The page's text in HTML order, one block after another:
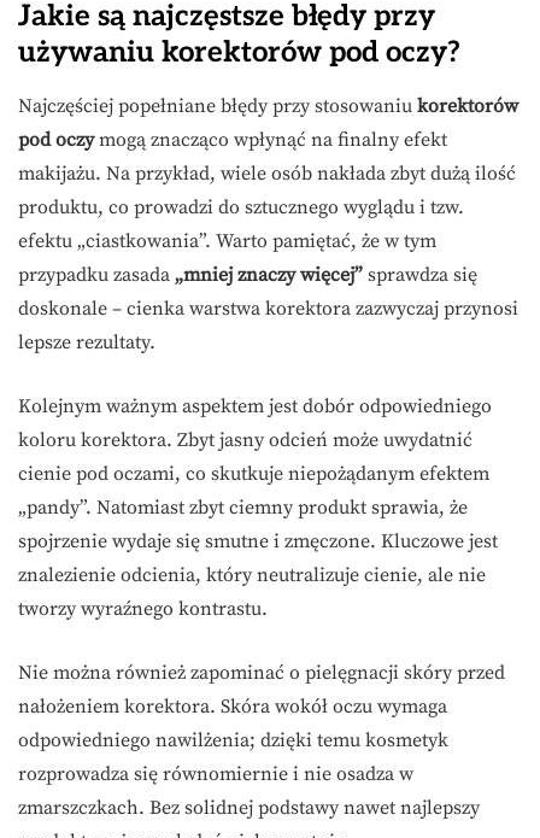
Jakie są najczęstsze błędy przy
używaniu korektorów pod oczy?
Najczęściej popełniane błędy przy stosowaniu korektorów
pod oczymogą znacząco wpłynąć na finalny efekt
makijażu. Na przykład, wiele osób nakłada zbyt dużą ilość
produktu, co prowadzi do sztucznego wyglądu i tzw.
efektu „ciastkowania”. Warto pamiętać, że w tym
przypadku zasada „mniej znaczy więcej” sprawdza się
doskonale – cienka warstwa korektora zazwyczaj przynosi
lepsze rezultaty.
Kolejnym ważnym aspektem jest dobór odpowiedniego
koloru korektora. Zbyt jasny odcień może uwydatnić
cienie pod oczami, co skutkuje niepożądanym efektem
„pandy”. Natomiast zbyt ciemny produkt sprawia, że
spojrzenie wydaje się smutne i zmęczone. Kluczowe jest
znalezienie odcienia, który neutralizuje cienie, ale nie
tworzy wyraźnego kontrastu.
Nie można również zapominać o pielęgnacji skóry przed
nałożeniem korektora. Skóra wokół oczu wymaga
odpowiedniego nawilżenia; dzięki temu kosmetyk
rozprowadza się równomiernie i nie osadza w
zmarszczkach. Bez solidnej podstawy nawet najlepszy